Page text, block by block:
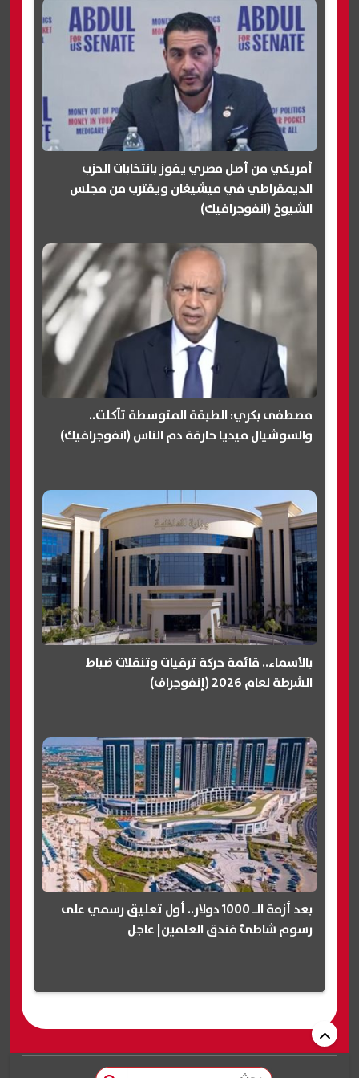
أمريكي من أصل مصري يفوز بانتخابات الحزب
الديمقراطي في ميشيغان ويقترب من مجلس
الشيوخ (انفوجرافيك)
مصطفى بكري: الطبقة المتوسطة تآكلت..
والسوشيال ميديا حارقة دم الناس (انفوجرافيك)
بالأسماء.. قائمة حركة ترقيات وتنقلات ضباط
الشرطة لعام 2026 (إنفوجراف)
بعد أزمة الـ 1000 دولار.. أول تعليق رسمي على
رسوم شاطئ فندق العلمين| عاجل